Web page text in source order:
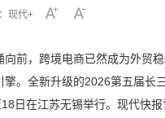
现代+
向前，跨境电商已然成为外贸
擎。全新升级的2026第五届长
日在江苏无锡举行。现代快报